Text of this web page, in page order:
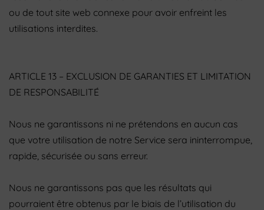
ou de tout site web connexe pour avoir enfreint les
utilisations interdites.
ARTICLE 13 – EXCLUSION DE GARANTIES ET LIMITATION
DE RESPONSABILITÉ
Nous ne garantissons ni ne prétendons en aucun cas
que votre utilisation de notre Service sera ininterrompue,
rapide, sécurisée ou sans erreur.
Nous ne garantissons pas que les résultats qui
pourraient être obtenus par le biais de l’utilisation du